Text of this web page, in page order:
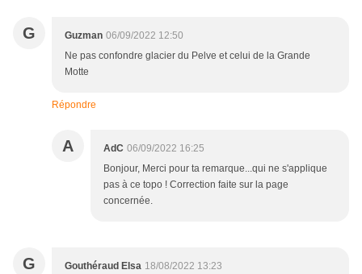
G Guzman 06/09/2022 12:50
Ne pas confondre glacier du Pelve et celui de la Grande
Motte
Répondre
A AdC 06/09/2022 16:25
Bonjour, Merci pour ta remarque...qui ne s'applique
pas à ce topo ! Correction faite sur la page
concernée.
G Gouthéraud Elsa 18/08/2022 13:23